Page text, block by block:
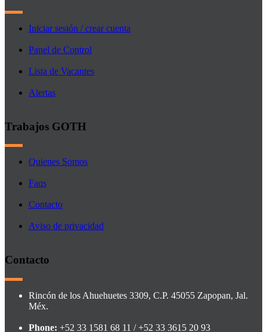
Iniciar sesión / crear cuenta
Panel de Control
Lista de Vacantes
Alertas
Trabajos GOTH
Quienes Somos
Faqs
Contacto
Aviso de privacidad
Contacto
Rincón de los Ahuehuetes 3309, C.P. 45055 Zapopan, Jal.
Méx.
Phone: +52 33 1581 68 11 / +52 33 3615 20 93